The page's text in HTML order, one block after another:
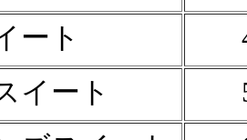
ート
イート